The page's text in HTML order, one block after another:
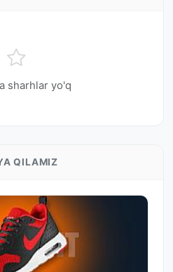
sharhlar yo'q
QILAMIZ